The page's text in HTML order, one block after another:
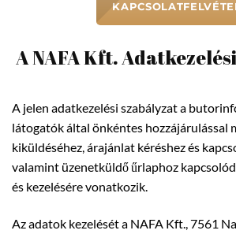
A NAFA Kft.
A jelen adatkezelési szabályzat a
látogatók által önkéntes hozzájárulással
kiküldéséhez, árajánlat kéréshezés
valamint üzenetküldő űrlaphoz
és kezelésére vonatkozik.
Az adatok kezelését a NAFA Kft., 7561